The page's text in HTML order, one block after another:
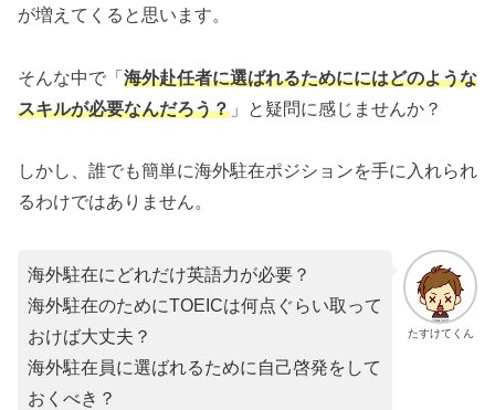
が増えてくると思います。
そんな中で「 海外赴任者に選ばれるためににはどのような
スキルが必要なんだろう？ 」と疑問に感じませんか？
しかし、誰でも簡単に海外駐在ポジションを手に入れられ
るわけではありません。
たすけてくん
海外駐在にどれだけ英語力が必要？
海外駐在のためにTOEICは何点ぐらい取って
おけば大丈夫？
海外駐在員に選ばれるために自己啓発をして
おくべき？